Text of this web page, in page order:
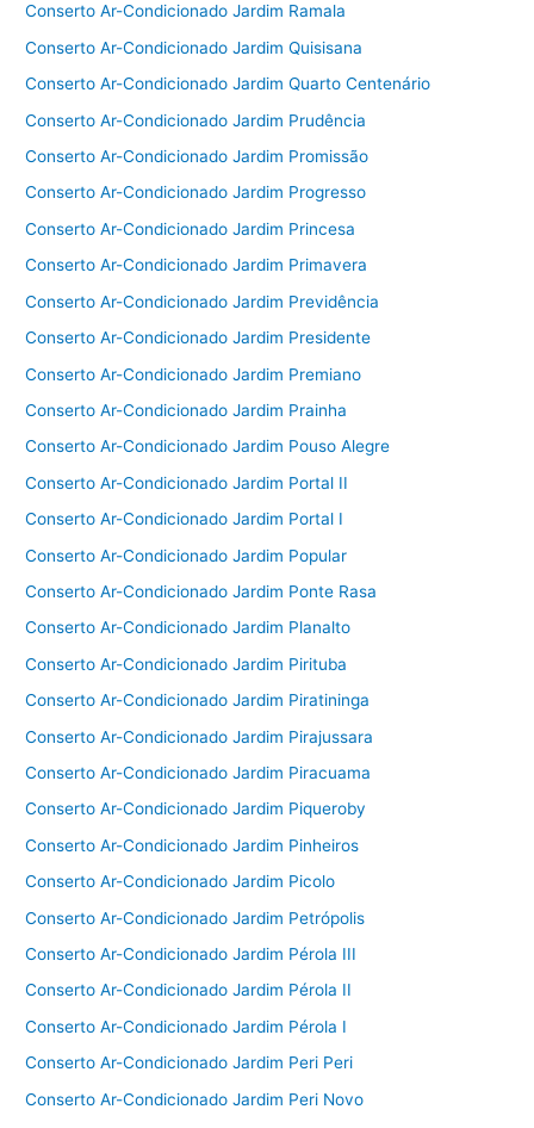
Conserto Ar-Condicionado Jardim Ramala
Conserto Ar-Condicionado Jardim Quisisana
Conserto Ar-Condicionado Jardim Quarto Centenário
Conserto Ar-Condicionado Jardim Prudência
Conserto Ar-Condicionado Jardim Promissão
Conserto Ar-Condicionado Jardim Progresso
Conserto Ar-Condicionado Jardim Princesa
Conserto Ar-Condicionado Jardim Primavera
Conserto Ar-Condicionado Jardim Previdência
Conserto Ar-Condicionado Jardim Presidente
Conserto Ar-Condicionado Jardim Premiano
Conserto Ar-Condicionado Jardim Prainha
Conserto Ar-Condicionado Jardim Pouso Alegre
Conserto Ar-Condicionado Jardim Portal II
Conserto Ar-Condicionado Jardim Portal I
Conserto Ar-Condicionado Jardim Popular
Conserto Ar-Condicionado Jardim Ponte Rasa
Conserto Ar-Condicionado Jardim Planalto
Conserto Ar-Condicionado Jardim Pirituba
Conserto Ar-Condicionado Jardim Piratininga
Conserto Ar-Condicionado Jardim Pirajussara
Conserto Ar-Condicionado Jardim Piracuama
Conserto Ar-Condicionado Jardim Piqueroby
Conserto Ar-Condicionado Jardim Pinheiros
Conserto Ar-Condicionado Jardim Picolo
Conserto Ar-Condicionado Jardim Petrópolis
Conserto Ar-Condicionado Jardim Pérola III
Conserto Ar-Condicionado Jardim Pérola II
Conserto Ar-Condicionado Jardim Pérola I
Conserto Ar-Condicionado Jardim Peri Peri
Conserto Ar-Condicionado Jardim Peri Novo